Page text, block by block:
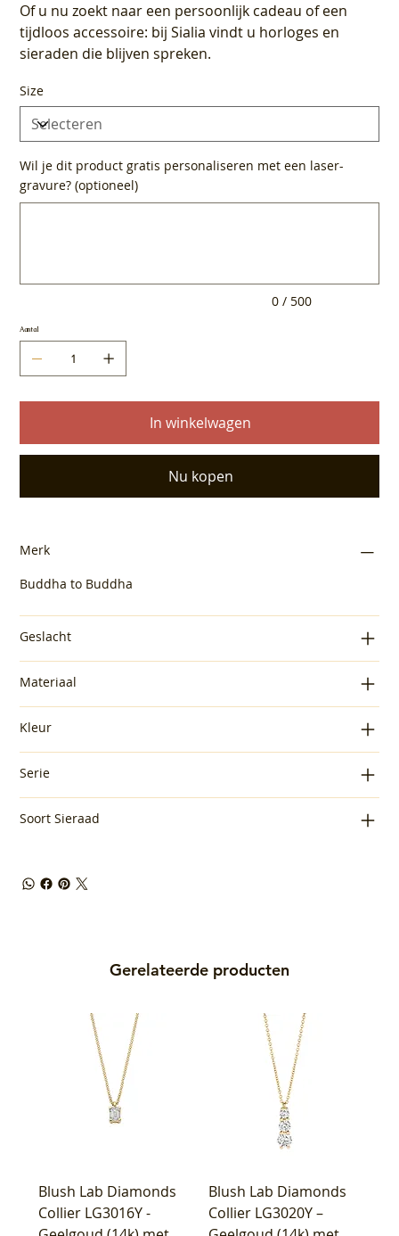
Of u nu zoekt naar een persoonlijk cadeau of een
tijdloos accessoire: bij Sialia vindt u horloges en
sieraden die blijven spreken.
Size
Wil je dit product gratis personaliseren met een laser-
gravure? (optioneel)
0 / 500
Aantal
In winkelwagen
Nu kopen
Merk
Buddha to Buddha
Geslacht
Materiaal
Kleur
Serie
Soort Sieraad
Gerelateerde producten
Blush Lab Diamonds
Collier LG3016Y -
Blush Lab Diamonds
Collier LG3020Y –